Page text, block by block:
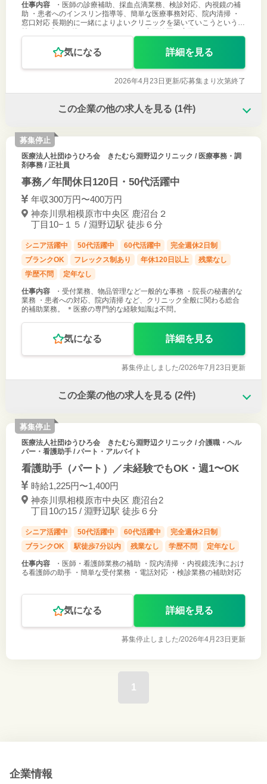
仕事内容
・医師の診療補助、採血点滴業務、検診対応、内視鏡の補
助 ・患者へのインスリン指導等、簡単な医療事務対応、院内清掃 ・
窓口対応 長期的に一緒によりよいクリニックを築いていこうという心
気になる 詳細を見る
2026年4月23日更新/応募集まり次第終了
この企業の他の求人を見る (1件)
募集停止
医療法人社団ゆうひろ会 きたむら淵野辺クリニック / 医療事務・調
剤事務 / 正社員
事務／年間休日120日・50代活躍中
年収300万円〜400万円
神奈川県相模原市中央区 鹿沼台２
丁目10−１５ / 淵野辺駅 徒歩６分
シニア活躍中 50代活躍中 60代活躍中
完全週休2日制
ブランクOK
フレックス制あり 年休120日以上
残業なし
学歴不問
定年なし
仕事内容
・受付業務、物品管理など一般的な事務 ・院長の秘書的な
業務 ・患者への対応、院内清掃 など、クリニック全般に関わる総合
的補助業務。 ＊医療の専門的な経験知識は不問。
気になる 詳細を見る
募集停止しました/2026年7月23日更新
この企業の他の求人を見る (2件)
募集停止
医療法人社団ゆうひろ会 きたむら淵野辺クリニック / 介護職・ヘル
パー・看護助手 / パート・アルバイト
看護助手（パート）／未経験でもOK・週1〜OK
時給1,225円〜1,400円
神奈川県相模原市中央区 鹿沼台2
丁目10の15 / 淵野辺駅 徒歩６分
シニア活躍中 50代活躍中 60代活躍中
完全週休2日制
ブランクOK
駅徒歩7分以内 残業なし 学歴不問 定年なし
仕事内容
・医師・看護師業務の補助 ・院内清掃 ・内視鏡洗浄におけ
る看護師の助手 ・簡単な受付業務 ・電話対応 ・検診業務の補助対応
気になる 詳細を見る
募集停止しました/2026年4月23日更新
1
企業情報